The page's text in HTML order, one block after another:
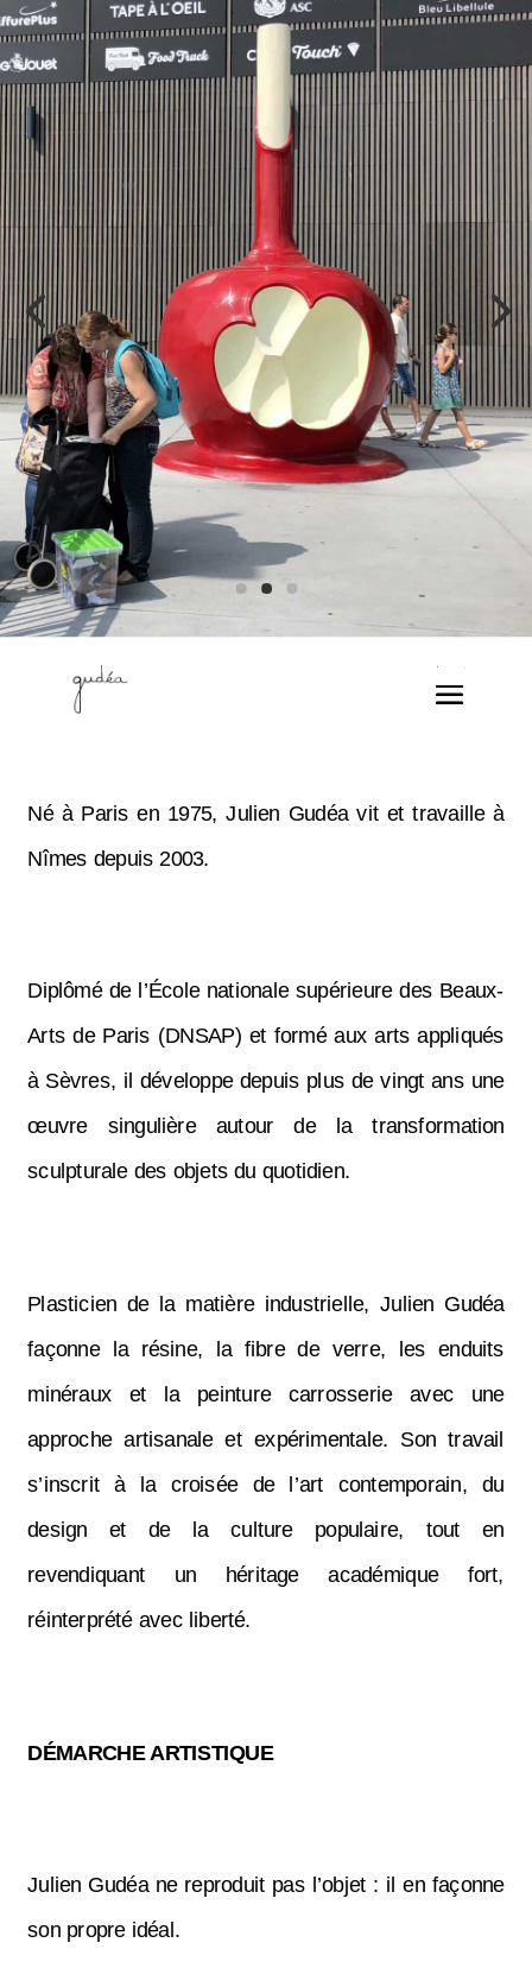
Né à Paris en 1975, Julien Gudéa vit et travaille à
Nîmes depuis 2003.
Diplômé de l’École nationale supérieure des Beaux-
Arts de Paris (DNSAP) et formé aux arts appliqués
à Sèvres, il développe depuis plus de vingt ans une
œuvre singulière autour de la transformation
sculpturale des objets du quotidien.
Plasticien de la matière industrielle, Julien Gudéa
façonne la résine, la fibre de verre, les enduits
minéraux et la peinture carrosserie avec une
approche artisanale et expérimentale. Son travail
s’inscrit à la croisée de l’art contemporain, du
design et de la culture populaire, tout en
revendiquant un héritage académique fort,
réinterprété avec liberté.
DÉMARCHE ARTISTIQUE
Julien Gudéa ne reproduit pas l’objet : il en façonne
son propre idéal.